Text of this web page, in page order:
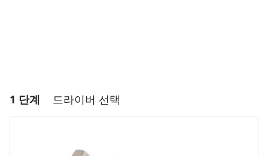
1 단계 드라이버 선택